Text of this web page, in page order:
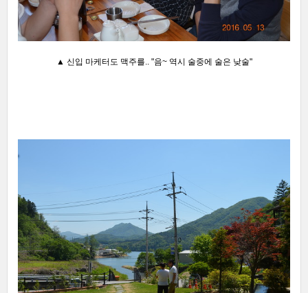
▲ 신입 마케터도 맥주를.. "음~ 역시 술중에 술은 낮술"